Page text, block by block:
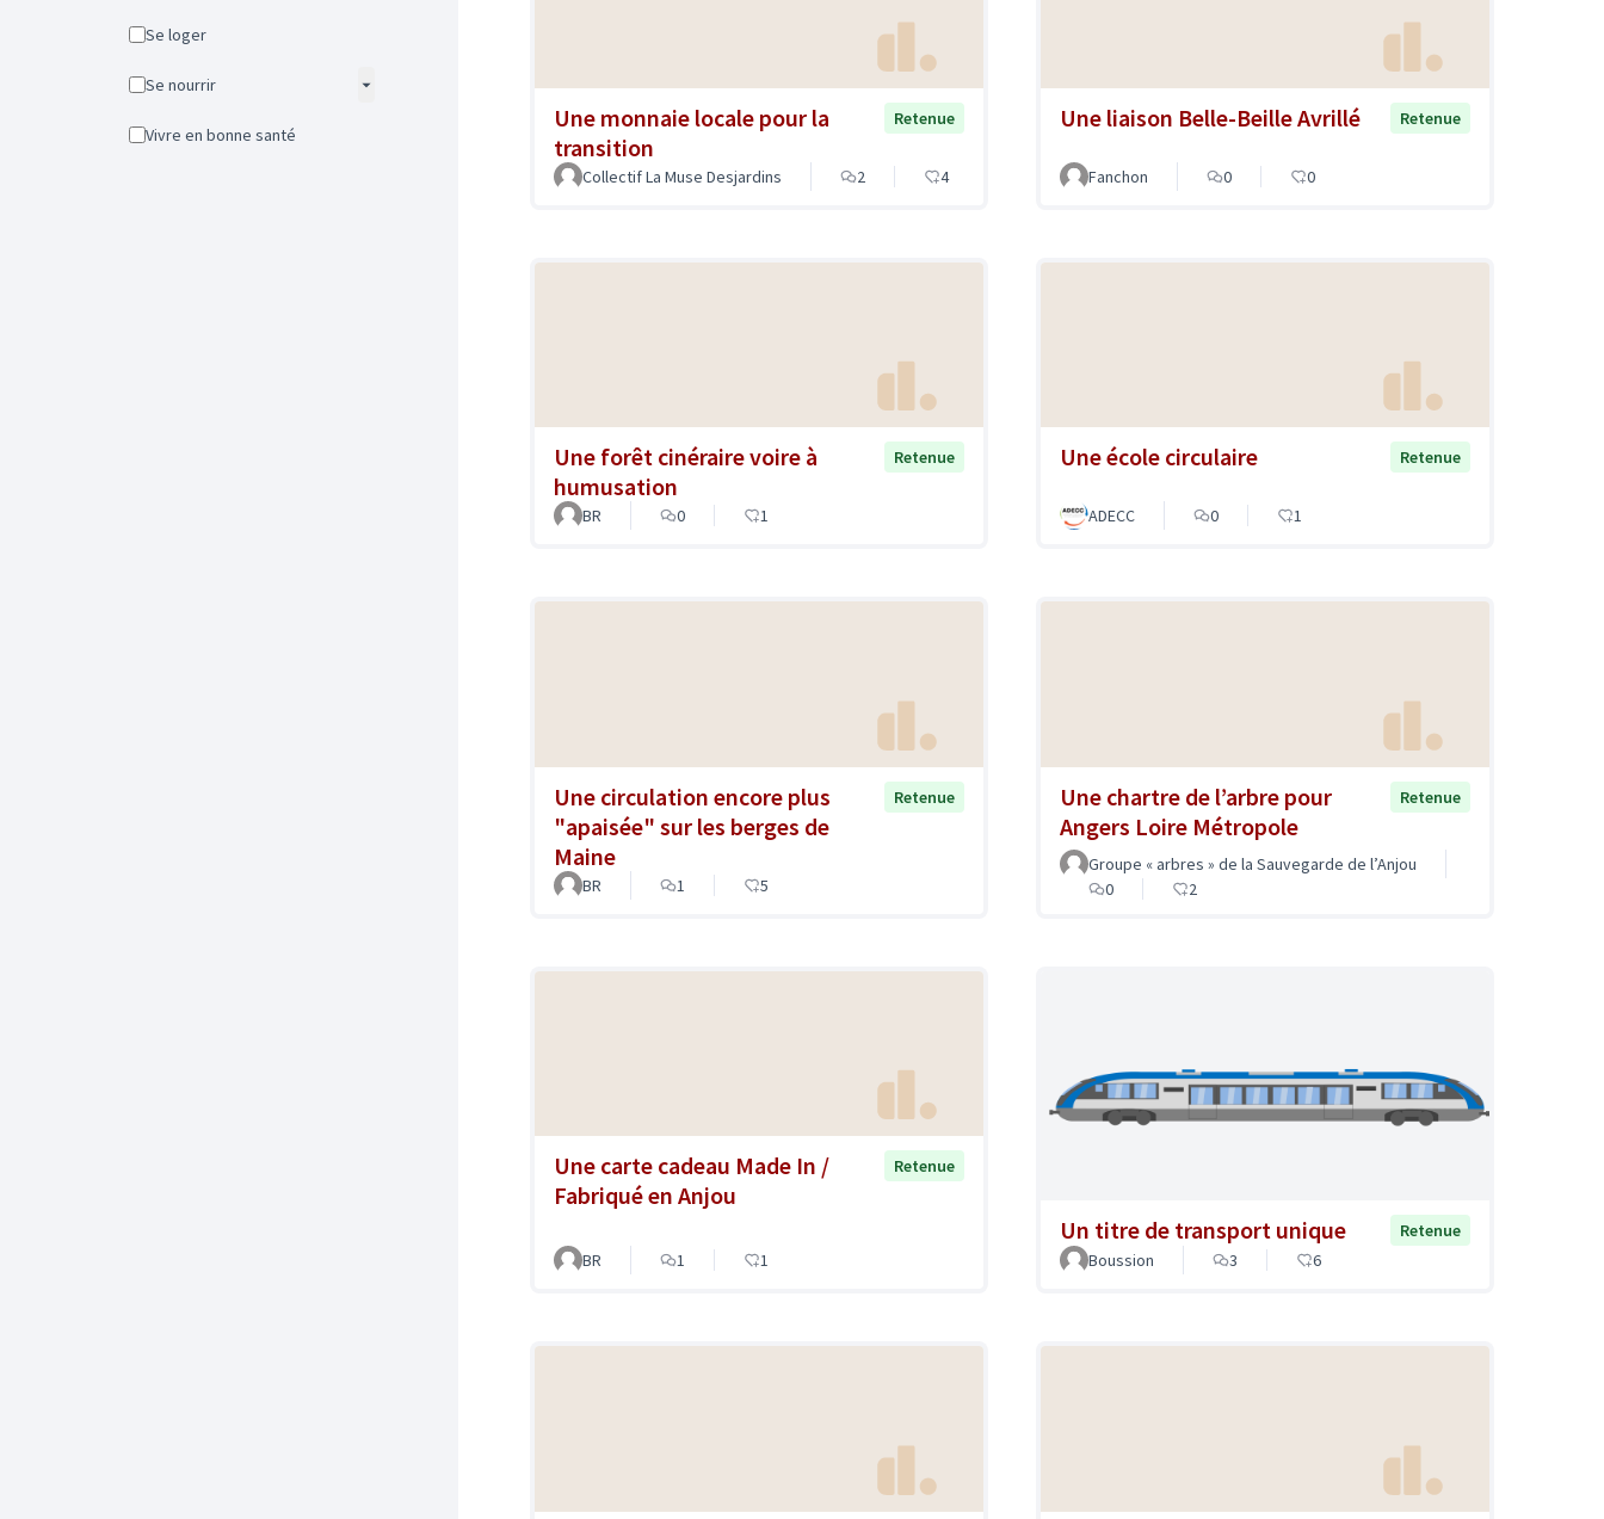
Se loger
Se nourrir
Vivre en bonne santé
Une monnaie locale pour la
transition
Retenue
Collectif La Muse Desjardins 2 4
Une liaison Belle-Beille Avrillé Retenue
Fanchon 0 0
Une forêt cinéraire voire à
humusation
Retenue
BR 0 1
Une école circulaire Retenue
ADECC 0 1
Une circulation encore plus
"apaisée" sur les berges de
Maine
Retenue
BR 1 5
Une chartre de l’arbre pour
Angers Loire Métropole
Retenue
Groupe « arbres » de la Sauvegarde de l’Anjou
0
2
Une carte cadeau Made In /
Fabriqué en Anjou
Retenue
BR 1 1
Un titre de transport unique
Retenue
Boussion
3 6